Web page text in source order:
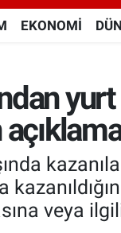
EKONOMİ
veya